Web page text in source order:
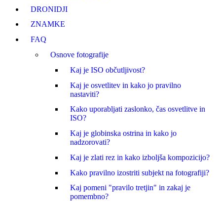
DRONIDJI
ZNAMKE
FAQ
Osnove fotografije
Kaj je ISO občutljivost?
Kaj je osvetlitev in kako jo pravilno
nastaviti?
Kako uporabljati zaslonko, čas osvetlitve in
ISO?
Kaj je globinska ostrina in kako jo
nadzorovati?
Kaj je zlati rez in kako izboljša kompozicijo?
Kako pravilno izostriti subjekt na fotografiji?
Kaj pomeni "pravilo tretjin" in zakaj je
pomembno?